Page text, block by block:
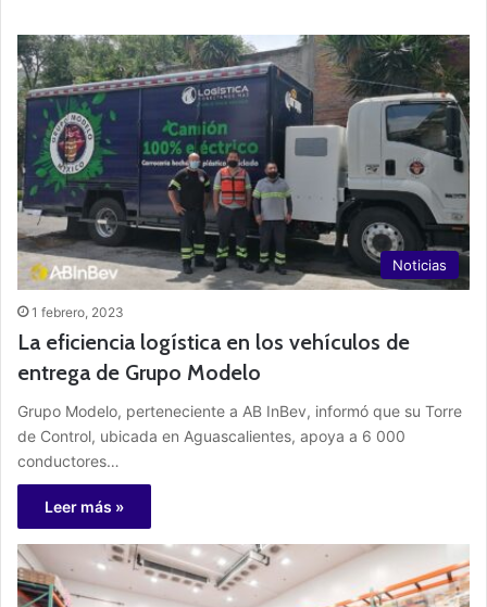
r
:
Noticias
1 febrero, 2023
La eficiencia logística en los vehículos de
entrega de Grupo Modelo
Grupo Modelo, perteneciente a AB InBev, informó que su Torre
de Control, ubicada en Aguascalientes, apoya a 6 000
conductores…
Leer más »